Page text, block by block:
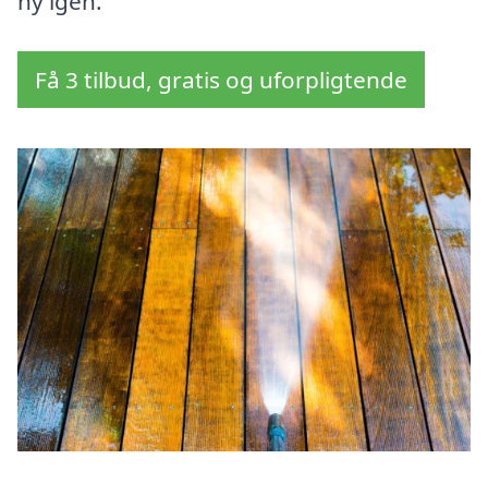
Få 3 tilbud, gratis og uforpligtende